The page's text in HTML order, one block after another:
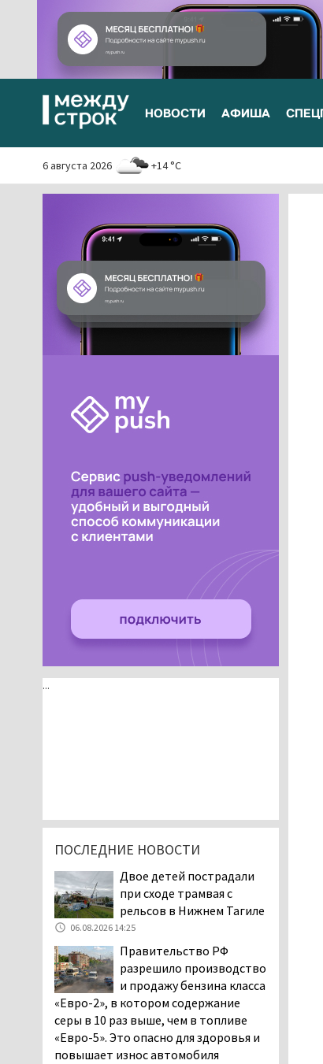
НОВОСТИ АФИША
6 августа 2026 +14 °C
...
ПОСЛЕДНИЕ НОВОСТИ
Двое детей пострадали
при сходе трамвая с
рельсов в Нижнем Тагиле
06.08.2026 14:25
Правительство РФ
разрешило производство
и продажу бензина класса
«Евро-2», в котором содержание
серы в 10 раз выше, чем в топливе
«Евро-5». Это опасно для здоровья и
повышает износ автомобиля